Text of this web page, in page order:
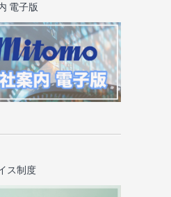
電子版
ス制度